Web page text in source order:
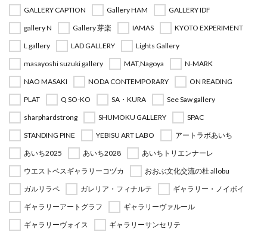
GALLERY CAPTION
Gallery HAM
GALLERY IDF
gallery N
Gallery 芽楽 IAMAS
KYOTO EXPERIMENT
L gallery
LAD GALLERY
Lights Gallery
masayoshi suzuki gallery
MAT,Nagoya
N-MARK
NAO MASAKI
NODA CONTEMPORARY
ON READING
PLAT
Q SO-KO SA・KURA
See Saw gallery
sharphardstrong
SHUMOKU GALLERY
SPAC
STANDING PINE
YEBISU ART LABO
アートラボあいち
あいち2025
あいち2028
あいちトリエンナーレ
ウエストベスギャラリーコヅカ
おおぶ文化交流の杜 allobu
ガルリラペ
ガレリア・フィナルテ
ギャラリー・ノイボイ
ギャラリーアートグラフ
ギャラリーヴァルール
ギャラリーヴォイス
ギャラリーサンセリテ